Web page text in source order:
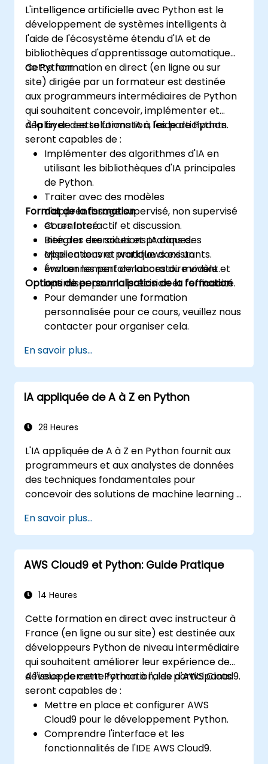
basée sur les données ; idéal pour les
débutants cherchant une certification en
Data Science avec Python et une formation
analytique pour préparer leur carrière.
L'intelligence artificielle avec Python est le
développement de systèmes intelligents à
l'aide de l'écosystème étendu d'IA et de
bibliothèques d'apprentissage automatique
de Python.
Cette formation en direct (en ligne ou sur
site) dirigée par un formateur est destinée
aux programmeurs intermédiaires de Python
qui souhaitent concevoir, implémenter et
déployer des solutions IA à l'aide de Python.
À la fin de cette formation, les participants
seront capables de :
Implémenter des algorithmes d'IA en
utilisant les bibliothèques d'IA principales
de Python.
Traiter avec des modèles
d'apprentissage supervisé, non supervisé
et renforcé.
Intégrer des solutions IA dans des
applications et workflows existants.
Évaluer les performances du modèle et
optimiser pour la précision et l'efficacité.
Format de la formation
Cours interactif et discussion.
Bien des exercices et pratiques.
Mise en œuvre pratique dans un
environnement de laboratoire vivant.
Options de personnalisation de la formation
Pour demander une formation
personnalisée pour ce cours, veuillez nous
contacter pour organiser cela.
En savoir plus...
IA appliquée de A à Z en Python
28 Heures
L'IA appliquée de A à Z en Python fournit aux
programmeurs et aux analystes de données
des techniques fondamentales pour
concevoir des solutions de machine learning à
principes essentiels du learning supervisé
(classification et régression), du learning non
supervisé (clustering et détection
d'anomalies), ainsi que des architectures de
méthodes éprouvées pour utiliser scikit-learn,
dans le cadre du développement pratique de
l'IA. Aide les professionnels à implémenter des
modèles de ML opérationnels, à évaluer les
limites des algorithmes et à réaliser des
projets appliqués pour résoudre des
problèmes concrets.
En savoir plus...
AWS Cloud9 et Python: Guide Pratique
14 Heures
Cette formation en direct avec instructeur à
France (en ligne ou sur site) est destinée aux
développeurs Python de niveau intermédiaire
qui souhaitent améliorer leur expérience de
développement Python à l'aide d'AWS Cloud9.
A l'issue de cette formation, les participants
seront capables de :
Mettre en place et configurer AWS
Cloud9 pour le développement Python.
Comprendre l'interface et les
fonctionnalités de l'IDE AWS Cloud9.